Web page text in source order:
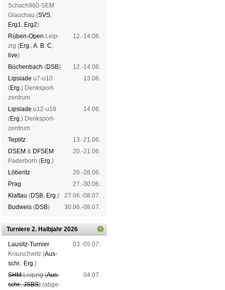
Schach960-SEM
Glau­chau (SVS,
Erg1, Erg2)
Rüben-Open Leip­
zig (Erg.,A, B, C,
live)
12.-14.06.
Büchen­bach (DSB)
12.-14.06.
Lipsiade u7-u10
(Erg.) Denk­sport­
zen­trum
13.06.
Lipsiade u12-u18
(Erg.) Denk­sport­
zen­trum
14.06.
Tep­litz
13.-21.06.
DSEM & DFSEM
Pader­born (Erg.)
20.-21.06.
Lö­be­ritz
26.-28.06.
Prag
27.-30.06.
Klat­tau (DSB, Erg.)
27.06.-08.07.
Bud­weis (DSB) 30.06.-08.07.
Turniere 2. Halbjahr 2026
Lau­sitz-Tur­nier
Krausch­witz (Aus­
schr., Erg.)
03.-05.07.
SHMLeip­zig (Aus­
schr.,JSBS) (ab­ge­
04.07.